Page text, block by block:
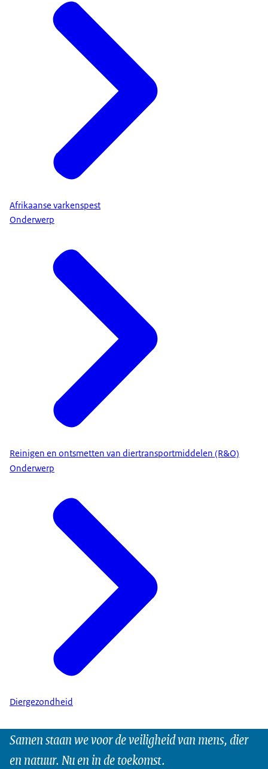
Afrikaanse varkenspest
Onderwerp
Reinigen en ontsmetten van diertransportmiddelen (R&O)
Onderwerp
Diergezondheid
Samen staan we voor de veiligheid van mens, dier
en natuur. Nu en in de toekomst.